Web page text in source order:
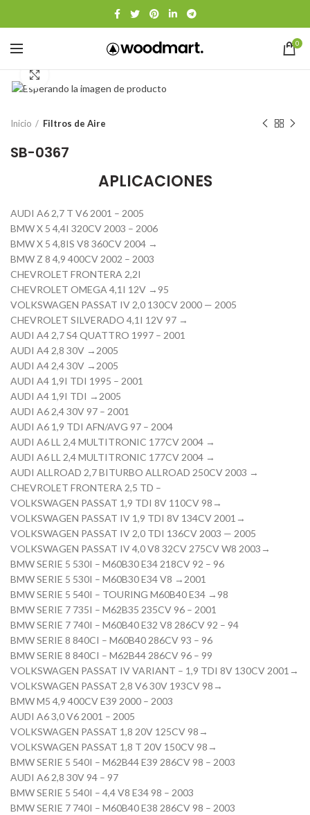
0
Inicio Filtros de Aire
SB-0367
APLICACIONES
AUDI A6 2,7 T V6 2001 – 2005
BMW X 5 4,4I 320CV 2003 – 2006
BMW X 5 4,8IS V8 360CV 2004 →
BMW Z 8 4,9 400CV 2002 – 2003
CHEVROLET FRONTERA 2,2I
CHEVROLET OMEGA 4,1I 12V →95
VOLKSWAGEN PASSAT IV 2,0 130CV 2000 — 2005
CHEVROLET SILVERADO 4,1I 12V 97 →
AUDI A4 2,7 S4 QUATTRO 1997 – 2001
AUDI A4 2,8 30V →2005
AUDI A4 2,4 30V →2005
AUDI A4 1,9I TDI 1995 – 2001
AUDI A4 1,9I TDI →2005
AUDI A6 2,4 30V 97 – 2001
AUDI A6 1,9 TDI AFN/AVG 97 – 2004
AUDI A6 LL 2,4 MULTITRONIC 177CV 2004 →
AUDI A6 LL 2,4 MULTITRONIC 177CV 2004 →
AUDI ALLROAD 2,7 BITURBO ALLROAD 250CV 2003 →
CHEVROLET FRONTERA 2,5 TD –
VOLKSWAGEN PASSAT 1,9 TDI 8V 110CV 98→
VOLKSWAGEN PASSAT IV 1,9 TDI 8V 134CV 2001→
VOLKSWAGEN PASSAT IV 2,0 TDI 136CV 2003 — 2005
VOLKSWAGEN PASSAT IV 4,0 V8 32CV 275CV W8 2003→
BMW SERIE 5 530I – M60B30 E34 218CV 92 – 96
BMW SERIE 5 530I – M60B30 E34 V8 →2001
BMW SERIE 5 540I – TOURING M60B40 E34 →98
BMW SERIE 7 735I – M62B35 235CV 96 – 2001
BMW SERIE 7 740I – M60B40 E32 V8 286CV 92 – 94
BMW SERIE 8 840CI – M60B40 286CV 93 – 96
BMW SERIE 8 840CI – M62B44 286CV 96 – 99
VOLKSWAGEN PASSAT IV VARIANT – 1,9 TDI 8V 130CV 2001→
VOLKSWAGEN PASSAT 2,8 V6 30V 193CV 98→
BMW M5 4,9 400CV E39 2000 – 2003
AUDI A6 3,0 V6 2001 – 2005
VOLKSWAGEN PASSAT 1,8 20V 125CV 98→
VOLKSWAGEN PASSAT 1,8 T 20V 150CV 98→
BMW SERIE 5 540I – M62B44 E39 286CV 98 – 2003
AUDI A6 2,8 30V 94 – 97
BMW SERIE 5 540I – 4,4 V8 E34 98 – 2003
BMW SERIE 7 740I – M60B40 E38 286CV 98 – 2003